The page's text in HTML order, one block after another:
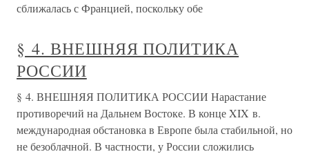
сближалась с Францией, поскольку обе
§ 4. ВНЕШНЯЯ ПОЛИТИКА
РОССИИ
§ 4. ВНЕШНЯЯ ПОЛИТИКА РОССИИ Нарастание
противоречий на Дальнем Востоке. В конце XIX в.
международная обстановка в Европе была стабильной, но
не безоблачной. В частности, у России сложились